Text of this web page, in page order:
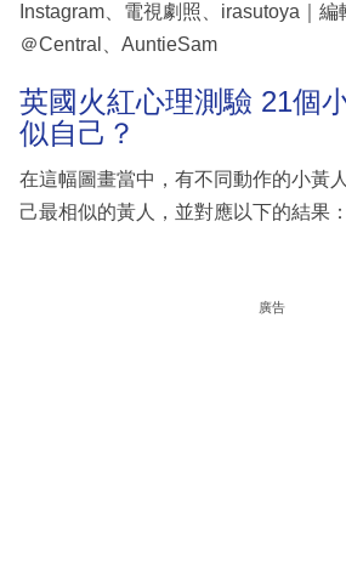
Instagram、電視劇照、irasutoya｜
＠Central、AuntieSam
英國火紅心理測驗 21個
似自己？
在這幅圖畫當中，有不同動作的小黃
己最相似的黃人，並對應以下的結果：
廣告